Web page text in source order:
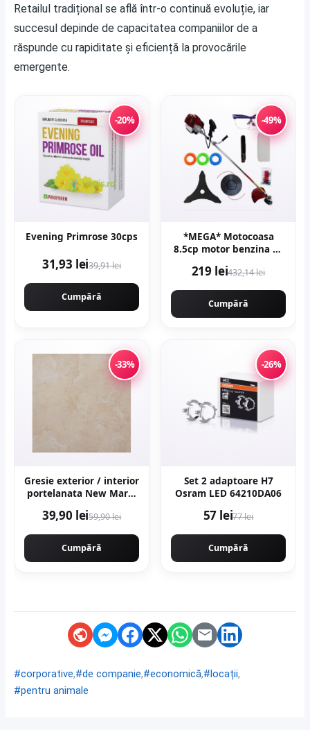
Retailul tradițional se află într-o continuă evoluție, iar
succesul depinde de capacitatea companiilor de a
răspunde cu rapiditate și eficiență la provocările
emergente.
-20%
Evening Primrose 30cps
31,93 lei39,91 lei
Cumpără
-49%
*MEGA* Motocoasa
8.5cp motor benzina 2T
7 stele, 10 accesorii
CAMPION PREFESIONAL
CMP1546
219 lei432,14 lei
Cumpără
-33%
Gresie exterior / interior
portelanata New Marfil
lucioasa rectificata tip
39,90 lei59,90 lei
Cumpără
-26%
Set 2 adaptoare H7
Osram LED 64210DA06
57 lei77 lei
Cumpără
#corporative,#de companie,#economică,#locații,
#pentru animale